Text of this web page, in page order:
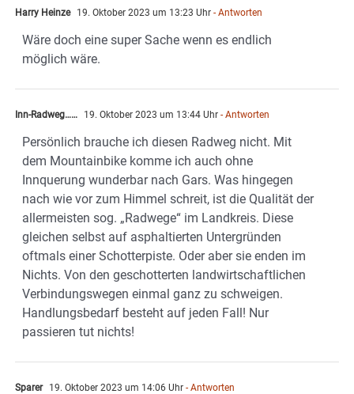
Harry Heinze 19. Oktober 2023 um 13:23 Uhr - Antworten
Wäre doch eine super Sache wenn es endlich
möglich wäre.
Inn-Radweg…… 19. Oktober 2023 um 13:44 Uhr - Antworten
Persönlich brauche ich diesen Radweg nicht. Mit
dem Mountainbike komme ich auch ohne
Innquerung wunderbar nach Gars. Was hingegen
nach wie vor zum Himmel schreit, ist die Qualität der
allermeisten sog. „Radwege“ im Landkreis. Diese
gleichen selbst auf asphaltierten Untergründen
oftmals einer Schotterpiste. Oder aber sie enden im
Nichts. Von den geschotterten landwirtschaftlichen
Verbindungswegen einmal ganz zu schweigen.
Handlungsbedarf besteht auf jeden Fall! Nur
passieren tut nichts!
Sparer 19. Oktober 2023 um 14:06 Uhr - Antworten